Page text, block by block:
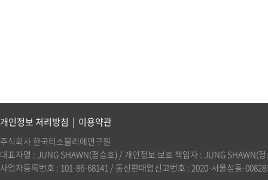
개인정보 처리방침 | 이용약관
주식회사 한국티소믈리에연구원
대표자명 : JUNG SHAWN(정승호) / 개인정보 보호 책임자 : JUNG
사업자등록번호 : 101-86-68141 / 통신판매업신고번호 : 2020-서울성동-